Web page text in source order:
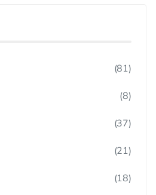
(81)
(8)
(37)
(21)
(18)